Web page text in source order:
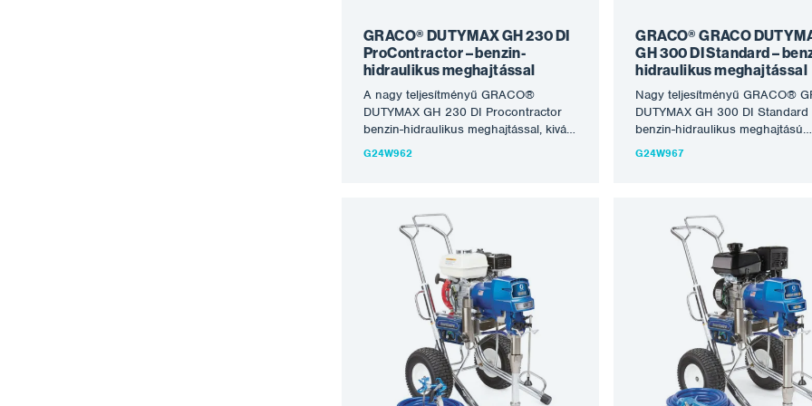
GRACO® DUTYMAX GH 230 DI
ProContractor – benzin-
hidraulikus meghajtással
A nagy teljesítményű GRACO®
DUTYMAX GH 230 DI Procontractor
benzin-hidraulikus meghajtással, kiváló
minőségű technológiájával a
benzinmotoros hajtással és
hidraulikus erőátvitellel a termelékeny,
nagy igénybevételű alkalmazásokhoz.
Ezenkívül a legkisebb modell lehetővé
teszi a villanymotor/benzinmotor
meghajtás gyors cseréjét. A
készülékek ideálisak a közepes és
nagy volumenű, egy vagy több
pisztolyt használó, termelékeny
munkákhoz, és hosszabb tömlők
csatlakoztatására is alkalmasak.
G24W962
GRACO® GRACO
GH 300 DI Standard –
hidraulikus meghajtással
Nagy teljesítményű GRACO®
DUTYMAX GH 300 DI Standard
benzin-hidraulikus meghajtású
permetező berendezés, amely
Alkalmas közepes és nagyobb
munkákhoz, rendszeresen
léptékű, termelékeny
színpermetezéshez, különösen
tűzálló, bevonó, kiegyenlítő és
szigetelő anyagok feldolgozására,
acélszerkezetek, tartályok tűzálló
korróziógátló permetezésére,
betonszerkezetek, hidak, tetők
rehabilitációjára, valamennyi
homlokzati munkára. A Honda
G24W967